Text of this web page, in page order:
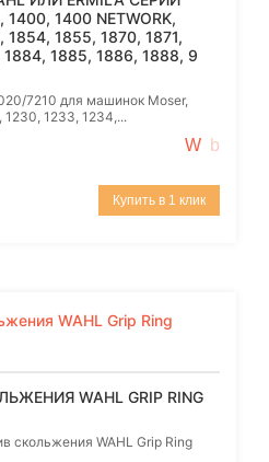
1400 NETWORK,
1854, 1855, 1870, 1871,
1884, 1885, 1886, 1888, 9
7210 для машинок Moser,
1230, 1233, 1234,...
Купить в 1 клик
WAHL GRIP RING
скольжения WAHL Grip Ring